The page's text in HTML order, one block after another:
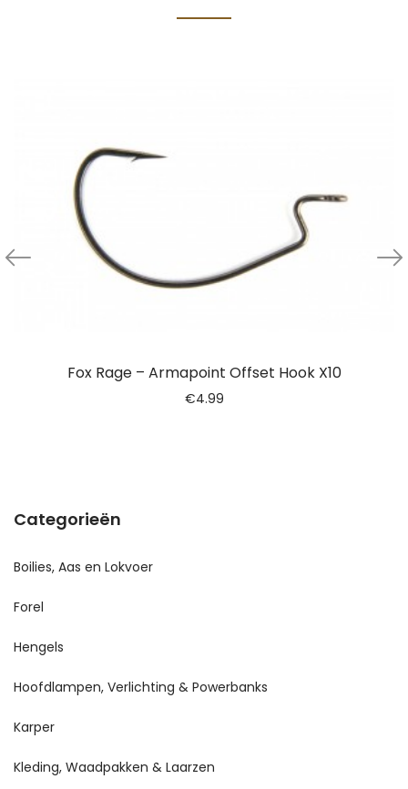
Fox Rage – Armapoint Offset Hook X10
€4.99
Categorieën
Boilies, Aas en Lokvoer
Forel
Hengels
Hoofdlampen, Verlichting & Powerbanks
Karper
Kleding, Waadpakken & Laarzen